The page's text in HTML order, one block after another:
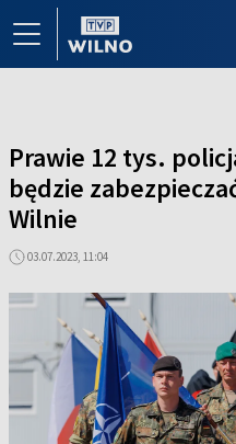
Prawie 12 tys.
będzie
Wilnie
03.07.2023, 11:04